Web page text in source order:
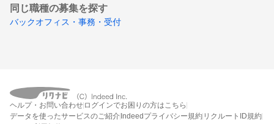
同じ職種の募集を探す
バックオフィス・事務・受付
ヘルプ・お問い合わせ ログインでお困りの方はこちら
データを使ったサービスのご紹介Indeedプライバシー規約 リクルートID規約